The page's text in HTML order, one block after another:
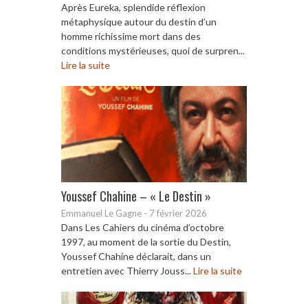
Après Eureka, splendide réflexion
métaphysique autour du destin d’un
homme richissime mort dans des
conditions mystérieuses, quoi de surpren...
Lire la suite
Youssef Chahine – « Le Destin »
Emmanuel Le Gagne - 7 février 2026
Dans Les Cahiers du cinéma d’octobre
1997, au moment de la sortie du Destin,
Youssef Chahine déclarait, dans un
entretien avec Thierry Jouss...Lire la suite